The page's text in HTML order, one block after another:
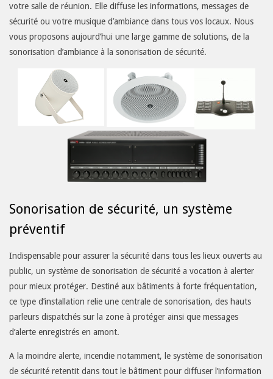
Alarme
Intrusion
Sonorisation
votre salle de réunion. Elle diffuse les informations, messages de
sécurité ou votre musique d’ambiance dans tous vos locaux. Nous
vous proposons aujourd’hui une large gamme de solutions, de la
sonorisation d’ambiance à la sonorisation de sécurité.
Sonorisation de sécurité, un système
préventif
Indispensable pour assurer la sécurité dans tous les lieux ouverts au
public, un système de sonorisation de sécurité a vocation à alerter
pour mieux protéger. Destiné aux bâtiments à forte fréquentation,
ce type d’installation relie une centrale de sonorisation, des hauts
parleurs dispatchés sur la zone à protéger ainsi que messages
d’alerte enregistrés en amont.
A la moindre alerte, incendie notamment, le système de sonorisation
de sécurité retentit dans tout le bâtiment pour diffuser l’information